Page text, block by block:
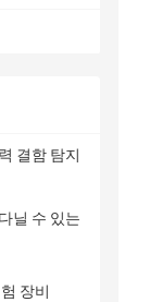
결함 탐지
닐 수 있는
장비